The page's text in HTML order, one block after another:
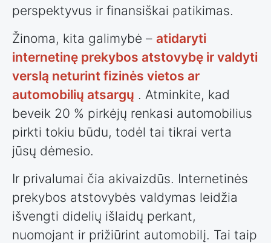
perspektyvus ir finansiškai patikimas.
Žinoma, kita galimybė – atidaryti
internetinę prekybos atstovybę ir valdyti
verslą neturint fizinės vietos ar
automobilių atsargų . Atminkite, kad
beveik 20 % pirkėjų renkasi automobilius
pirkti tokiu būdu, todėl tai tikrai verta
jūsų dėmesio.
Ir privalumai čia akivaizdūs. Internetinės
prekybos atstovybės valdymas leidžia
išvengti didelių išlaidų perkant,
nuomojant ir prižiūrint automobilį. Tai taip